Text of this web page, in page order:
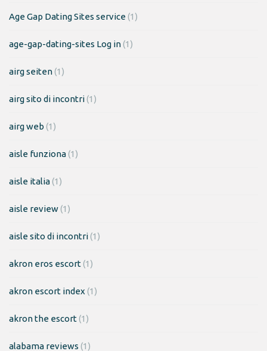
Age Gap Dating Sites service(1)
age-gap-dating-sites Log in(1)
airg seiten(1)
airg sito di incontri(1)
airg web (1)
aisle funziona(1)
aisle italia(1)
aisle review(1)
aisle sito di incontri(1)
akron eros escort(1)
akron escort index (1)
akron the escort(1)
alabama reviews (1)